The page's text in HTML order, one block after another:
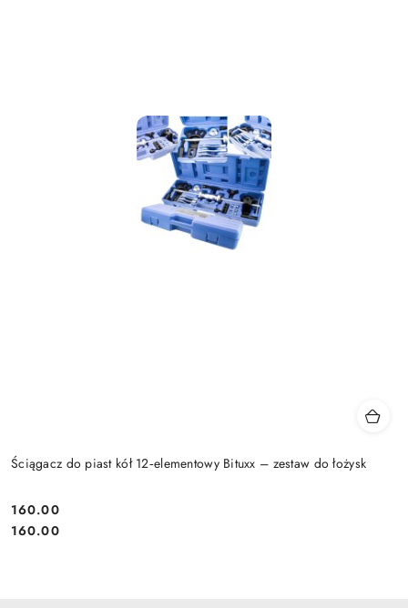
Ściągacz do piast kół 12‑elementowy Bituxx – zestaw do łożysk
Cena:
160.00
Cena:
160.00